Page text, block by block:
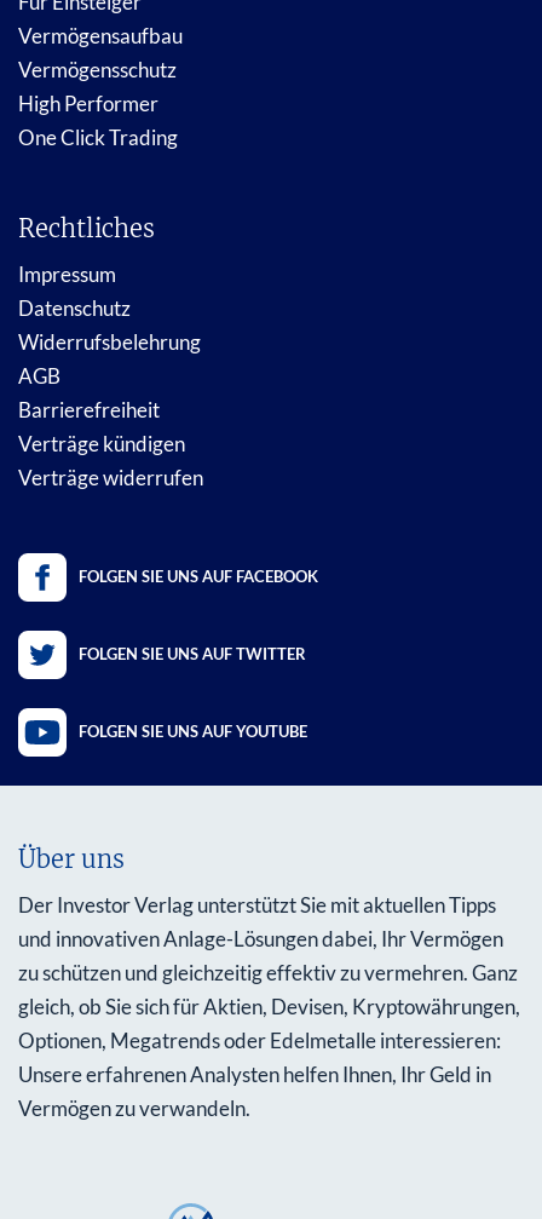
Vermögensaufbau
Vermögensschutz
High Performer
One Click Trading
Rechtliches
Impressum
Datenschutz
Widerrufsbelehrung
AGB
Barrierefreiheit
Verträge kündigen
Verträge widerrufen
FOLGEN SIE UNS AUF FACEBOOK
FOLGEN SIE UNS AUF TWITTER
FOLGEN SIE UNS AUF YOUTUBE
Über uns
Der Investor Verlag unterstützt Sie mit aktuellen Tipps
und innovativen Anlage-Lösungen dabei, Ihr Vermögen
zu schützen und gleichzeitig effektiv zu vermehren. Ganz
gleich, ob Sie sich für Aktien, Devisen, Kryptowährungen,
Optionen, Megatrends oder Edelmetalle interessieren:
Unsere erfahrenen Analysten helfen Ihnen, Ihr Geld in
Vermögen zu verwandeln.